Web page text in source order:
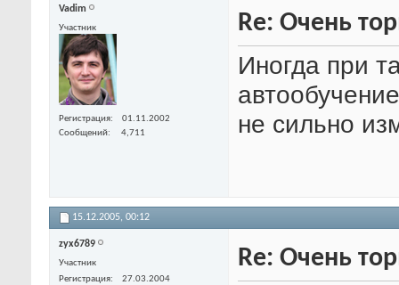
Vadim
Участник
Регистрация
01.11.2002
Сообщений
4,711
Re: Очень
Иногда при
не сильно
15.12.2005, 00:12
zyx6789
Участник
Регистрация
27.03.2004
Re: Очень